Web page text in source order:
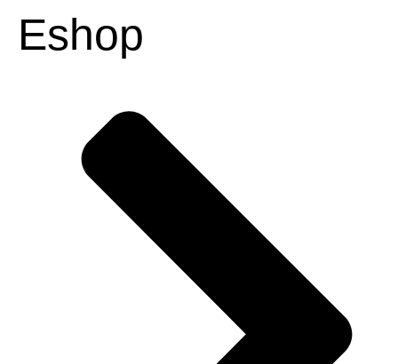
Eshop